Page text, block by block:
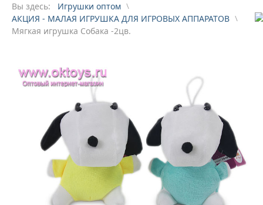
Вы здесь:
Игрушки оптом
АКЦИЯ - МАЛАЯ ИГРУШКА ДЛЯ ИГРОВЫХ АППАРАТОВ
Мягкая игрушка Собака -2цв.